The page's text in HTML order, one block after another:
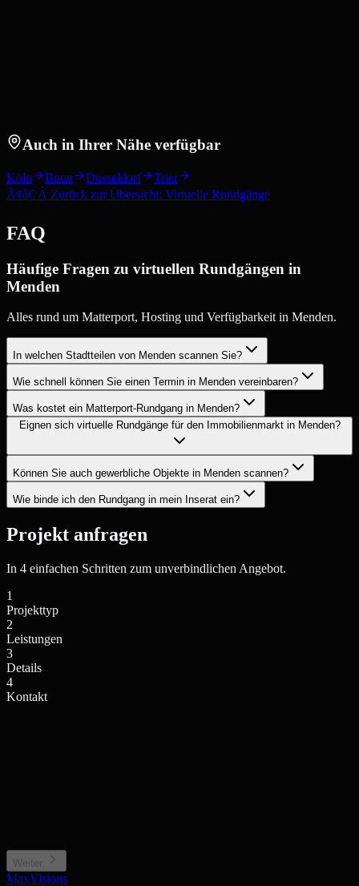
Auch in Ihrer Nähe verfügbar
Köln Bonn Düsseldorf
Trier
Ã¢â€ Â Zurück zur Übersicht: Virtuelle Rundgänge
FAQ
Häufige Fragen zu virtuellen Rundgängen in
Menden
Alles rund um Matterport, Hosting und Verfügbarkeit in Menden.
In welchen Stadtteilen von Menden scannen Sie?
Wie schnell können Sie einen Termin in Menden vereinbaren?
Was kostet ein Matterport-Rundgang in Menden?
Eignen sich virtuelle Rundgänge für den Immobilienmarkt in Menden?
Können Sie auch gewerbliche Objekte in Menden scannen?
Wie binde ich den Rundgang in mein Inserat ein?
Projekt anfragen
In 4 einfachen Schritten zum unverbindlichen Angebot.
1
Projekttyp
2
Leistungen
3
Details
4
Kontakt
Weiter
MaxVisions